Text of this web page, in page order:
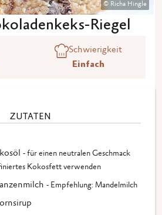
© Richa Hingle
Riegel
Schwierigkeit
Einfach
ZUTATEN
- für einen neutralen Geschmack
Kokosfett verwenden
- Empfehlung: Mandelmilch